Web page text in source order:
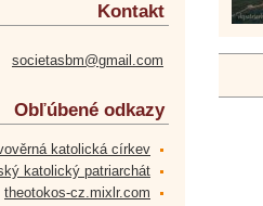
Kontakt
societasbm@gmail.com
Obľúbené odkazy
katolická církev
katolický patriarchát
theotokos-cz.mixlr.com